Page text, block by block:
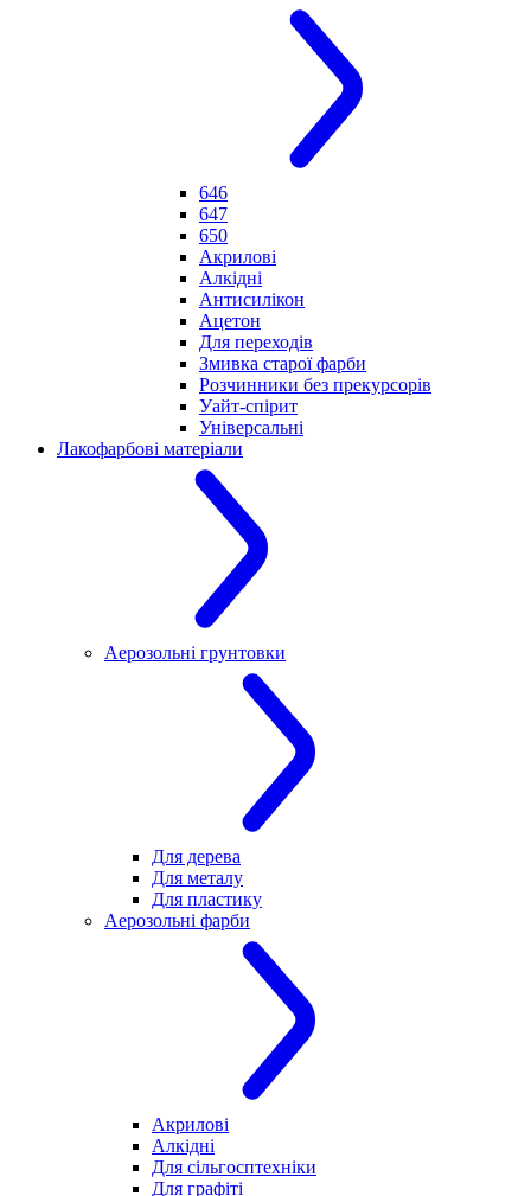
646
647
650
Акрилові
Алкідні
Антисилікон
Ацетон
Для переходів
Змивка старої фарби
Розчинники без прекурсорів
Уайт-спірит
Універсальні
Лакофарбові матеріали
Аерозольні грунтовки
Для дерева
Для металу
Для пластику
Аерозольні фарби
Акрилові
Алкідні
Для cільгосптехніки
Для графіті